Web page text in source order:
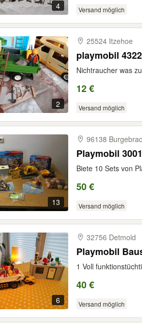
4 Versand möglich
2
25524 Itzehoe
playmobil 4322
Nichtraucher was
12 €
Versand möglich
13
96138
Playmobil
Biete 10 Sets von
50 €
Versand möglich
6
32756 Detmold
Playmobil
1 Voll
40 €
Versand möglich